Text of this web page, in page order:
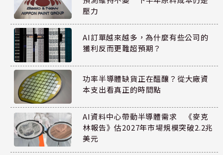
壓力
AI訂單越來越多，為什麼有些公司的
獲利反而更難超預期？
功率半導體缺貨正在醞釀？從大廠資
本支出看真正的時間點
AI資料中心帶動半導體需求 《麥克
林報告》估2027年市場規模突破2.2兆
美元